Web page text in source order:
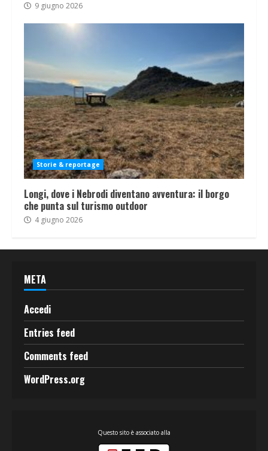
9 giugno 2026
Storie & reportage
Longi, dove i Nebrodi diventano avventura: il borgo
che punta sul turismo outdoor
4 giugno 2026
META
Accedi
Entries feed
Comments feed
WordPress.org
Questo sito è associato alla